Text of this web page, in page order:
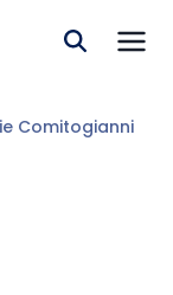
Comitogianni